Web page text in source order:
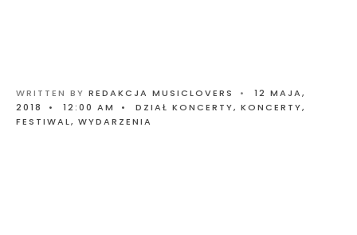
WRITTEN BY REDAKCJA MUSICLOVERS •
12 MAJA,
2018
• 12:00 AM • DZIAŁ KONCERTY, KONCERTY,
FESTIWAL, WYDARZENIA